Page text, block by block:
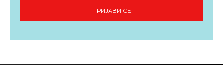
ПРИЈАВИ СЕ